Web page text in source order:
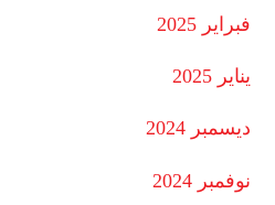
فبراير 2025
يناير 2025
ديسمبر 2024
نوفمبر 2024